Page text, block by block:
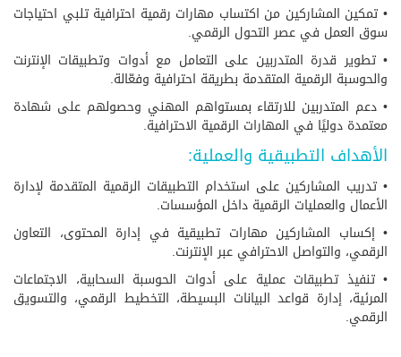
• تمكين المشاركين من اكتساب مهارات رقمية احترافية تلبي احتياجات
سوق العمل في عصر التحول الرقمي.
• تطوير قدرة المتدربين على التعامل مع أدوات وتطبيقات الإنترنت
والحوسبة الرقمية المتقدمة بطريقة احترافية وفعّالة.
• دعم المتدربين للارتقاء بمستواهم المهني وحصولهم على شهادة
معتمدة دوليًا في المهارات الرقمية الاحترافية.
الأهداف التطبيقية والعملية:
• تدريب المشاركين على استخدام التطبيقات الرقمية المتقدمة لإدارة
الأعمال والعمليات الرقمية داخل المؤسسات.
• إكساب المشاركين مهارات تطبيقية في إدارة المحتوى، التعاون
الرقمي، والتواصل الاحترافي عبر الإنترنت.
• تنفيذ تطبيقات عملية على أدوات الحوسبة السحابية، الاجتماعات
المرئية، إدارة قواعد البيانات البسيطة، التخطيط الرقمي، والتسويق
الرقمي.